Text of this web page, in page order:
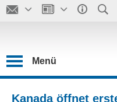
Menü
Kanada öffnet